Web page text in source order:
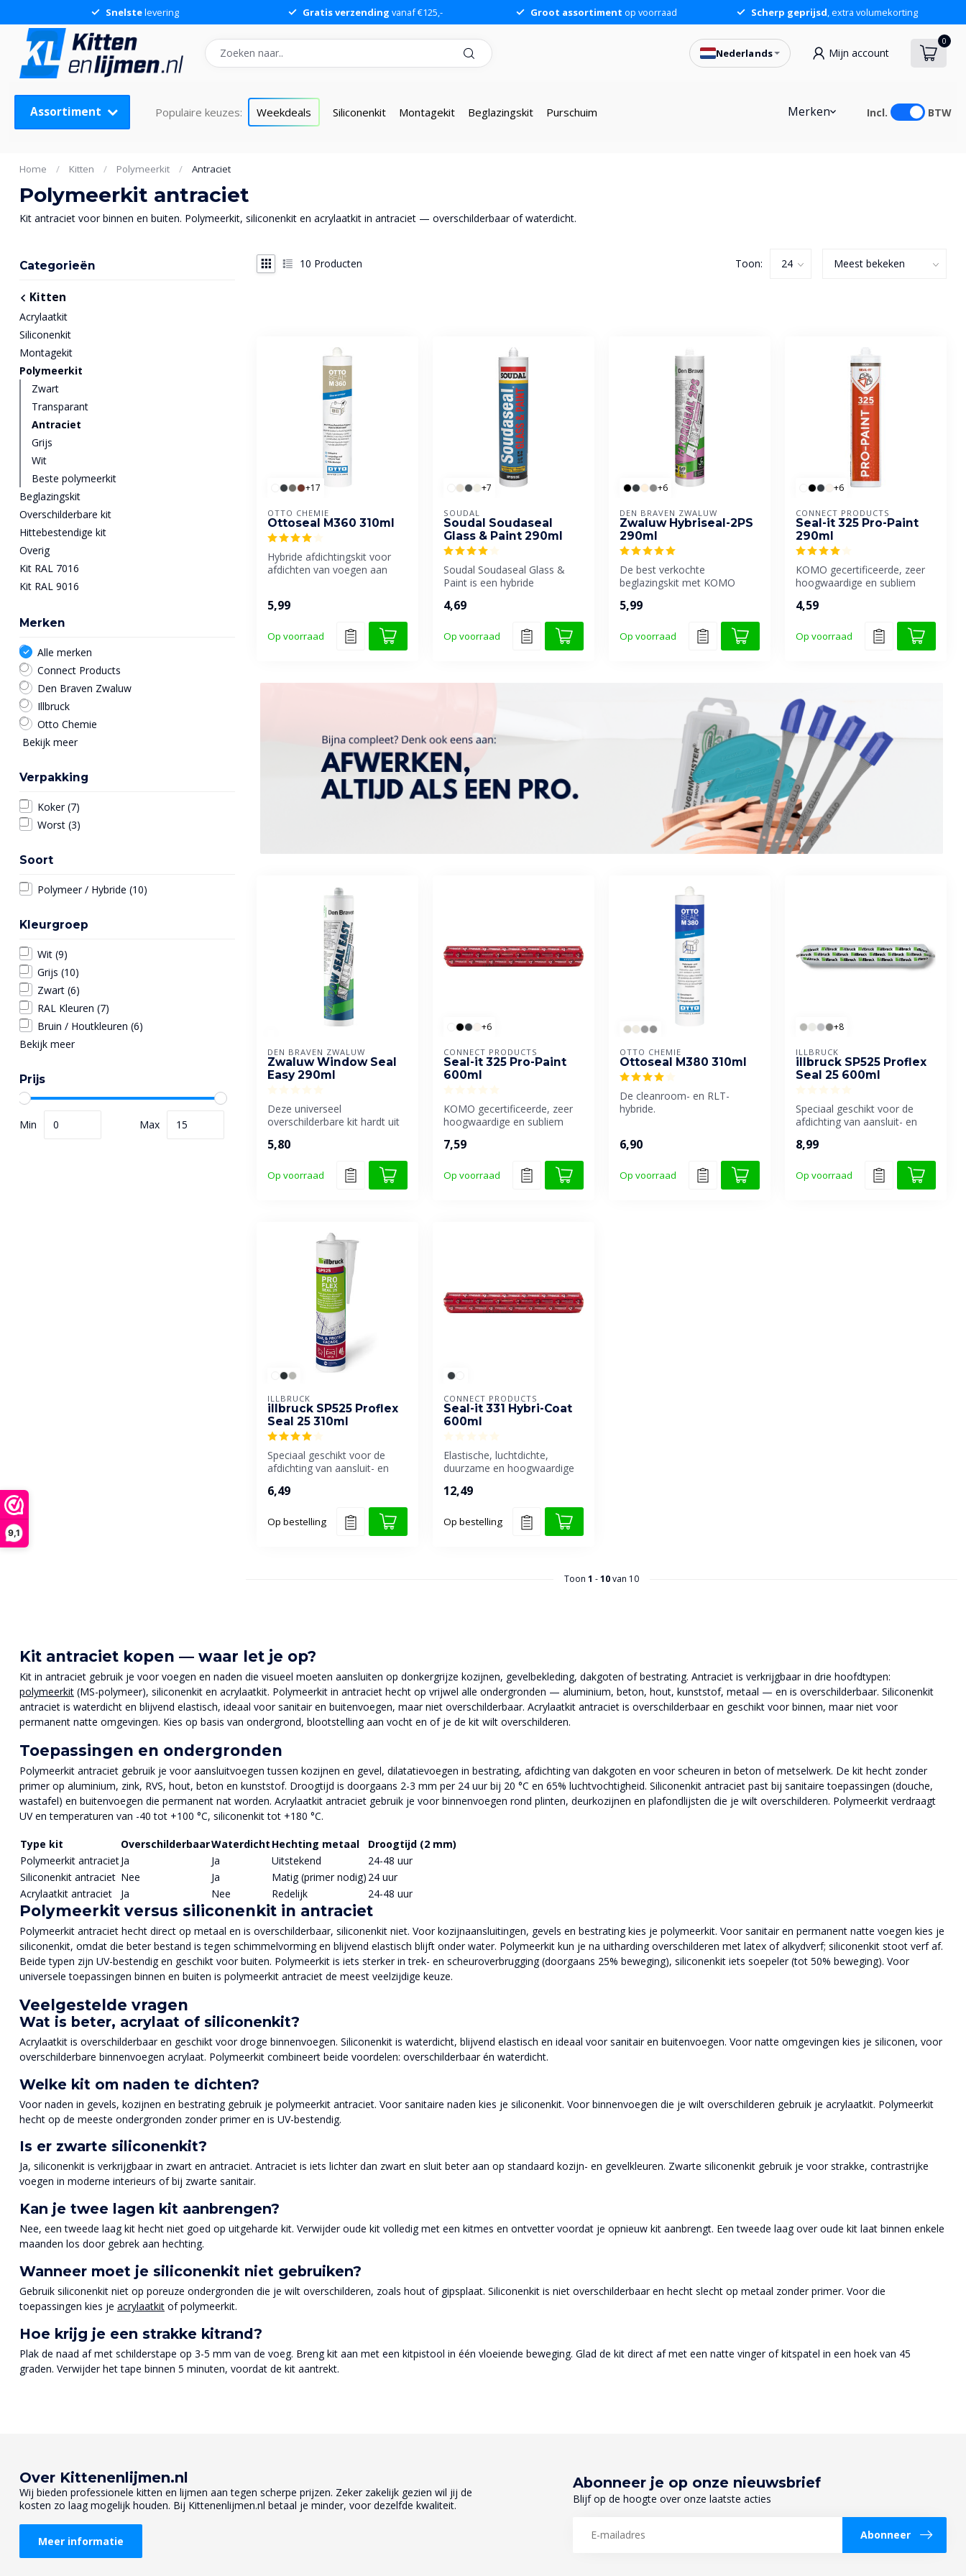
9,1
Snelstelevering Gratis verzending vanaf €125,- Groot assortiment op voorraad Scherp geprijsd, extra volumekorting
Nederlands Mijn account
0
Assortiment Populaire keuzes: Weekdeals Siliconenkit Montagekit Beglazingskit Purschuim Merken Incl. BTW
Home / Kitten / Polymeerkit / Antraciet
Polymeerkit antraciet
Kit antraciet voor binnen en buiten. Polymeerkit, siliconenkit en acrylaatkit in antraciet — overschilderbaar of waterdicht.
Categorieën
Kitten
Acrylaatkit
Siliconenkit
Montagekit
Polymeerkit
Zwart
Transparant
Antraciet
Grijs
Wit
Beste polymeerkit
Beglazingskit
Overschilderbare kit
Hittebestendige kit
Overig
Kit RAL 7016
Kit RAL 9016
Merken
Alle merken
Connect Products
Den Braven Zwaluw
Illbruck
Otto Chemie
Bekijk meer
Verpakking
Koker(7)
Worst (3)
Soort
Polymeer / Hybride (10)
Kleurgroep
Wit (9)
Grijs (10)
Zwart (6)
RAL Kleuren (7)
Bruin / Houtkleuren (6)
Bekijk meer
Prijs
Min Max
10 Producten Toon:
+17
OTTO CHEMIE
Ottoseal M360 310ml
Hybride afdichtingskit voor
afdichten van voegen aan
5,99
Op voorraad
+7
SOUDAL
Soudal Soudaseal
Glass & Paint 290ml
Soudal Soudaseal Glass &
Paint is een hybride
ontwikkeld...
4,69
Op voorraad
+6
DEN BRAVEN ZWALUW
Zwaluw Hybriseal-2PS
290ml
De best verkochte
beglazingskit met KOMO
5,99
Op voorraad
+6
CONNECT PRODUCTS
Seal-it 325 Pro-Paint
290ml
KOMO gecertificeerde, zeer
hoogwaardige en subliem
afdichtingsk...
4,59
Op voorraad
DEN BRAVEN ZWALUW
Zwaluw Window Seal
Easy 290ml
Deze universeel
overschilderbare kit hardt uit
omstandigheden en ...
5,80
Op voorraad
+6
CONNECT PRODUCTS
Seal-it 325 Pro-Paint
600ml
KOMO gecertificeerde, zeer
hoogwaardige en subliem
afdichtingsk...
7,59
Op voorraad
OTTO CHEMIE
Ottoseal M380 310ml
De cleanroom- en RLT-
hybride.
6,90
Op voorraad
+8
ILLBRUCK
illbruck SP525 Proflex
Seal 25 600ml
Speciaal geschikt voor de
afdichting van aansluit- en
8,99
Op voorraad
ILLBRUCK
illbruck SP525 Proflex
Seal 25 310ml
Speciaal geschikt voor de
afdichting van aansluit- en
6,49
Op bestelling
CONNECT PRODUCTS
Seal-it 331 Hybri-Coat
600ml
Elastische, luchtdichte,
duurzame en hoogwaardige
ee...
12,49
Op bestelling
Toon 1 -10van 10
Kit antraciet kopen — waar let je op?
Kit in antraciet gebruik je voor voegen en naden die visueel moeten aansluiten op donkergrijze kozijnen, gevelbekleding, dakgoten of bestrating. Antraciet is verkrijgbaar in drie hoofdtypen:
polymeerkit (MS-polymeer), siliconenkit en acrylaatkit. Polymeerkit in antraciet hecht op vrijwel alle ondergronden — aluminium, beton, hout, kunststof, metaal — en is overschilderbaar. Siliconenkit
antraciet is waterdicht en blijvend elastisch, ideaal voor sanitair en buitenvoegen, maar niet overschilderbaar. Acrylaatkit antraciet is overschilderbaar en geschikt voor binnen, maar niet voor
permanent natte omgevingen. Kies op basis van ondergrond, blootstelling aan vocht en of je de kit wilt overschilderen.
Toepassingen en ondergronden
Polymeerkit antraciet gebruik je voor aansluitvoegen tussen kozijnen en gevel, dilatatievoegen in bestrating, afdichting van dakgoten en voor scheuren in beton of metselwerk. De kit hecht zonder
primer op aluminium, zink, RVS, hout, beton en kunststof. Droogtijd is doorgaans 2-3 mm per 24 uur bij 20 °C en 65% luchtvochtigheid. Siliconenkit antraciet past bij sanitaire toepassingen (douche,
wastafel) en buitenvoegen die permanent nat worden. Acrylaatkit antraciet gebruik je voor binnenvoegen rond plinten, deurkozijnen en plafondlijsten die je wilt overschilderen. Polymeerkit verdraagt
UV en temperaturen van -40 tot +100 °C, siliconenkit tot +180 °C.
Type kit OverschilderbaarWaterdicht Hechting metaal
Droogtijd (2 mm)
Polymeerkit antracietJa Ja Uitstekend
24-48 uur
Siliconenkit antraciet Nee Ja Matig (primer nodig) 24 uur
Acrylaatkit antraciet
Ja Nee Redelijk 24-48 uur
Polymeerkit versus siliconenkit in antraciet
Polymeerkit antraciet hecht direct op metaal en is overschilderbaar, siliconenkit niet. Voor kozijnaansluitingen, gevels en bestrating kies je polymeerkit. Voor sanitair en permanent natte voegen kies je
siliconenkit, omdat die beter bestand is tegen schimmelvorming en blijvend elastisch blijft onder water. Polymeerkit kun je na uitharding overschilderen met latex of alkydverf; siliconenkit stoot verf af.
Beide typen zijn UV-bestendig en geschikt voor buiten. Polymeerkit is iets sterker in trek- en scheuroverbrugging (doorgaans 25% beweging), siliconenkit iets soepeler (tot 50% beweging). Voor
universele toepassingen binnen en buiten is polymeerkit antraciet de meest veelzijdige keuze.
Veelgestelde vragen
Wat is beter, acrylaat of siliconenkit?
Acrylaatkit is overschilderbaar en geschikt voor droge binnenvoegen. Siliconenkit is waterdicht, blijvend elastisch en ideaal voor sanitair en buitenvoegen. Voor natte omgevingen kies je siliconen, voor
overschilderbare binnenvoegen acrylaat. Polymeerkit combineert beide voordelen: overschilderbaar én waterdicht.
Welke kit om naden te dichten?
Voor naden in gevels, kozijnen en bestrating gebruik je polymeerkit antraciet. Voor sanitaire naden kies je siliconenkit. Voor binnenvoegen die je wilt overschilderen gebruik je acrylaatkit. Polymeerkit
hecht op de meeste ondergronden zonder primer en is UV-bestendig.
Is er zwarte siliconenkit?
Ja, siliconenkit is verkrijgbaar in zwart en antraciet. Antraciet is iets lichter dan zwart en sluit beter aan op standaard kozijn- en gevelkleuren. Zwarte siliconenkit gebruik je voor strakke, contrastrijke
voegen in moderne interieurs of bij zwarte sanitair.
Kan je twee lagen kit aanbrengen?
Nee, een tweede laag kit hecht niet goed op uitgeharde kit. Verwijder oude kit volledig met een kitmes en ontvetter voordat je opnieuw kit aanbrengt. Een tweede laag over oude kit laat binnen enkele
maanden los door gebrek aan hechting.
Wanneer moet je siliconenkit niet gebruiken?
Gebruik siliconenkit niet op poreuze ondergronden die je wilt overschilderen, zoals hout of gipsplaat. Siliconenkit is niet overschilderbaar en hecht slecht op metaal zonder primer. Voor die
toepassingen kies je acrylaatkit of polymeerkit.
Hoe krijg je een strakke kitrand?
Plak de naad af met schilderstape op 3-5 mm van de voeg. Breng kit aan met een kitpistool in één vloeiende beweging. Glad de kit direct af met een natte vinger of kitspatel in een hoek van 45
graden. Verwijder het tape binnen 5 minuten, voordat de kit aantrekt.
Over Kittenenlijmen.nl
Wij bieden professionele kitten en lijmen aan tegen scherpe prijzen. Zeker zakelijk gezien wil jij de
kosten zo laag mogelijk houden. Bij Kittenenlijmen.nl betaal je minder, voor dezelfde kwaliteit.
Meer informatie
Abonneer je op onze nieuwsbrief
Blijf op de hoogte over onze laatste acties
Abonneer